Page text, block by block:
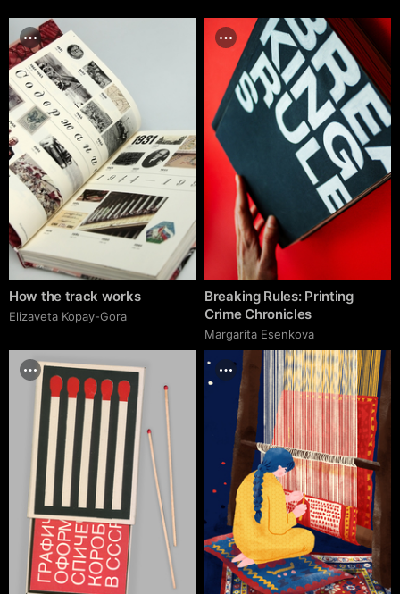
How the track works
Elizaveta Kopay-Gora
Breaking Rules: Printing
Crime Chronicles
Margarita Esenkova